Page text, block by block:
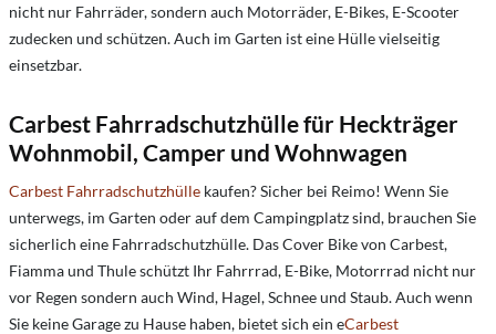
nicht nur Fahrräder, sondern auch Motorräder, E-Bikes, E-Scooter
zudecken und schützen. Auch im Garten ist eine Hülle vielseitig
einsetzbar.
Carbest Fahrradschutzhülle für Heckträger
Wohnmobil, Camper und Wohnwagen
Carbest Fahrradschutzhülle kaufen? Sicher bei Reimo! Wenn Sie
unterwegs, im Garten oder auf dem Campingplatz sind, brauchen Sie
sicherlich eine Fahrradschutzhülle. Das Cover Bike von Carbest,
Fiamma und Thule schützt Ihr Fahrrrad, E-Bike, Motorrrad nicht nur
vor Regen sondern auch Wind, Hagel, Schnee und Staub. Auch wenn
Sie keine Garage zu Hause haben, bietet sich ein eCarbest